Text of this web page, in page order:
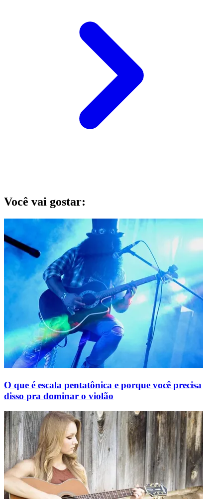
Você vai gostar:
O que é escala pentatônica e porque você precisa
disso pra dominar o violão